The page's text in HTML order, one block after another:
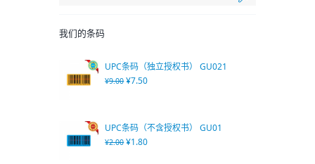
我们的条码
UPC条码（独立授权书） GU021
¥9.00 ¥7.50
UPC条码（不含授权书） GU01
¥2.00 ¥1.80